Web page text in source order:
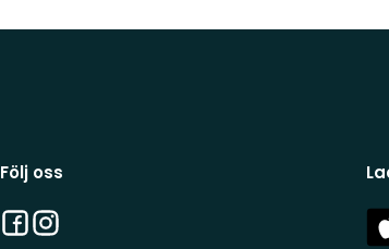
Följ oss
Facebook
Instagram